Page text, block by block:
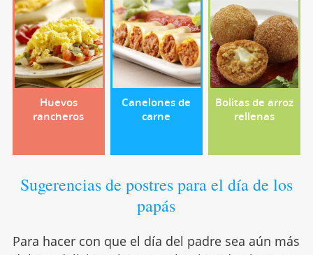
Huevos
rancheros
Canelones de
carne
Bolitas de arroz
rellenas
Sugerencias de postres para el día de los
papás
Para hacer con que el día del padre sea aún más